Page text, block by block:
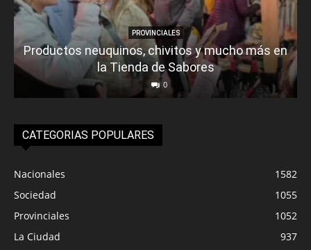
PROVINCIALES
Productos neuquinos, chivitos y mucho más en
la Tienda de Sabores
0
CATEGORIAS POPULARES
Nacionales
1582
Sociedad
1055
Provinciales
1052
La Ciudad
937